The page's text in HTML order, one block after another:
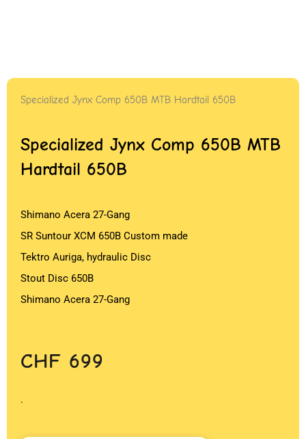
Specialized Jynx Comp 650B MTB Hardtail 650B
Specialized Jynx Comp 650B MTB
Hardtail 650B
Shimano Acera 27-Gang
SR Suntour XCM 650B Custom made
Tektro Auriga, hydraulic Disc
Stout Disc 650B
Shimano Acera 27-Gang
CHF 699
.